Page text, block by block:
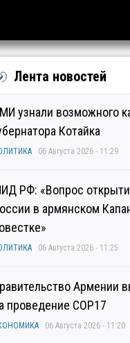
Лента новостей
узнали возможного
Котайка
06 Августа 2026 - 11:29
РФ: «Вопрос
в армянском
06 Августа 2026 - 11:25
Армении
проведение COP17
06 Августа 2026 - 11:20